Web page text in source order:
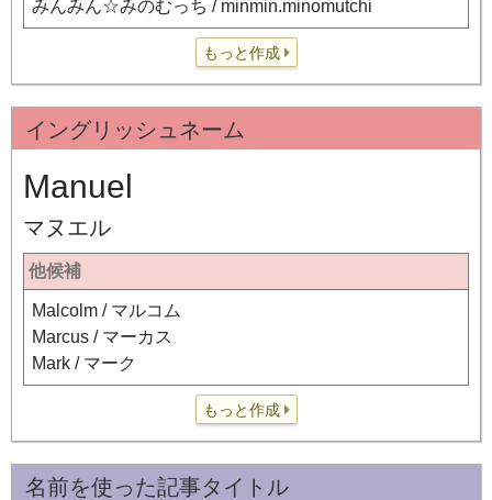
みんみん☆みのむっち / minmin.minomutchi
もっと作成
イングリッシュネーム
Manuel
マヌエル
他候補
Malcolm / マルコム
Marcus / マーカス
Mark / マーク
もっと作成
名前を使った記事タイトル